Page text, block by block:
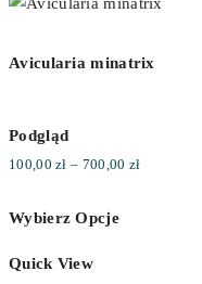
Avicularia minatrix
Podgląd
100,00zł – 700,00 złZakres
Wybierz Opcje
Quick View